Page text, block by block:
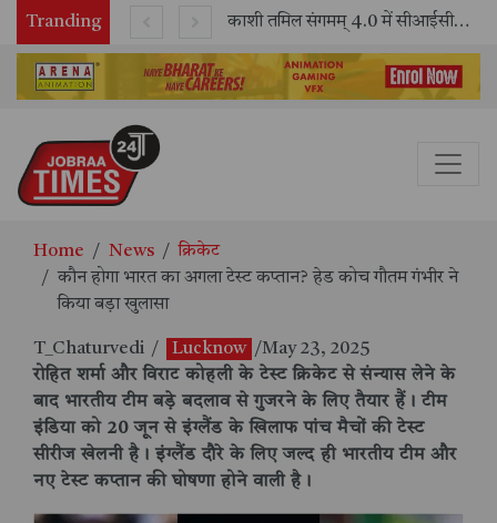
Tranding काशी तमिल संगमम् 4.0 में सीआईसीटी का स्टॉल बना तमिल भाषा और संस्कृति का केंद्र, ‘तमिल करकलाम’ से सीखना हुआ सरल
Home News
क्रिकेट
कौन होगा भारत का अगला टेस्ट कप्तान? हेड कोच गौतम गंभीर ने
किया बड़ा खुलासा
T_Chaturvedi / Lucknow /May 23, 2025
रोहित शर्मा और विराट कोहली के टेस्ट क्रिकेट से संन्यास लेने के
बाद भारतीय टीम बड़े बदलाव से गुजरने के लिए तैयार हैं। टीम
इंडिया को 20 जून से इंग्लैंड के खिलाफ पांच मैचों की टेस्ट
सीरीज खेलनी है। इंग्लैंड दौरे के लिए जल्द ही भारतीय टीम और
नए टेस्ट कप्तान की घोषणा होने वाली है।